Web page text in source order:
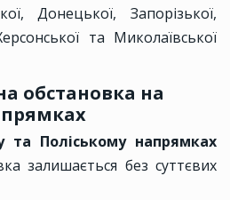
Донецької, Запорізької,
та Миколаївської
обстановка на
та Поліському напрямках
залишається без суттєвих